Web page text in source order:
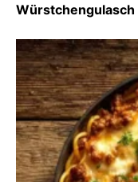
Würstchengulasch